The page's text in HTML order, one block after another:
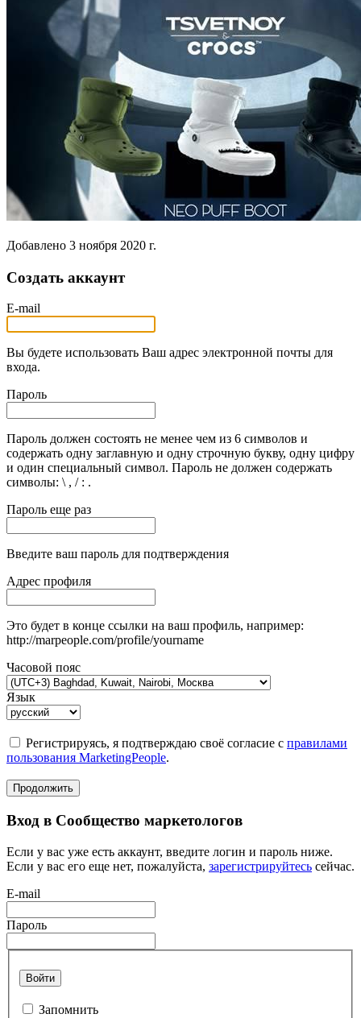
Добавлено 3 ноября 2020 г.
Создать аккаунт
E-mail
Вы будете использовать Ваш адрес электронной почты для
входа.
Пароль
Пароль должен состоять не менее чем из 6 символов и
содержать одну заглавную и одну строчную букву, одну цифру
и один специальный символ. Пароль не должен содержать
символы: \ , / : .
Пароль еще раз
Введите ваш пароль для подтверждения
Адрес профиля
Это будет в конце ссылки на ваш профиль, например:
http://marpeople.com/profile/yourname
Часовой пояс
Язык
Регистрируясь, я подтверждаю своё согласие с правилами
пользования MarketingPeople.
Продолжить
Вход в Сообщество маркетологов
Если у вас уже есть аккаунт, введите логин и пароль ниже.
Если у вас его еще нет, пожалуйста, зарегистрируйтесь сейчас.
E-mail
Пароль
Войти
Запомнить